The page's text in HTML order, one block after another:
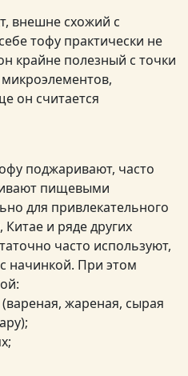
внешне схожий с
тофу практически не
крайне полезный с точки
он считается
поджаривают, часто
пищевыми
для привлекательного
и ряде других
часто используют,
начинкой. При этом
жареная, сырая